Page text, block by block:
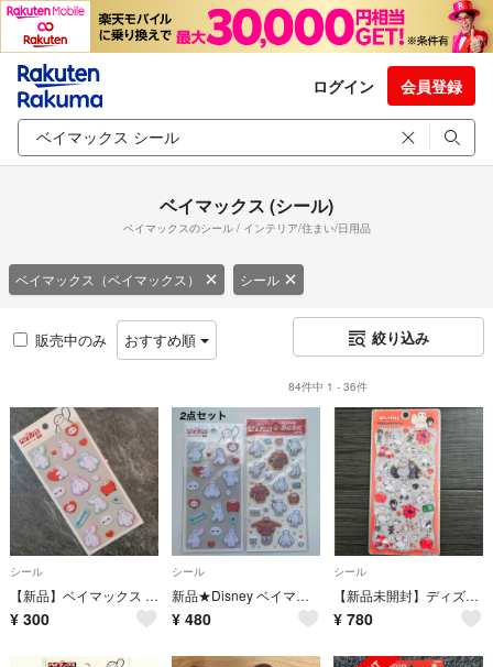
ログイン 会員登録
ベイマックス (シール)
ベイマックスのシール / インテリア/住まい/日用品
ベイマックス（ベイマックス） シール
販売中のみ おすすめ順 絞り込み
84件中 1 - 36件
シール
【新品】ベイマックス ふわふわシール Disney
¥ 300
シール
新品★Disney ベイマックス ふわふわ マシュマロシール 立体シール 2点セット
¥ 480
シール
【新品未開封】ディズニー ベイマックス プチドロップステッカー 正規品
¥ 780